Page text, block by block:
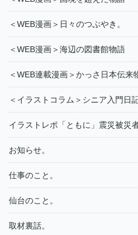
＜WEB漫画＞日々のつぶやき。
＜WEB漫画＞海辺の図書館物語
＜WEB連載漫画＞かっさ日本伝来
＜イラストコラム＞シニア入門日
イラストレポ「ともに」震災被災
お知らせ。
仕事のこと。
仙台のこと。
取材裏話。